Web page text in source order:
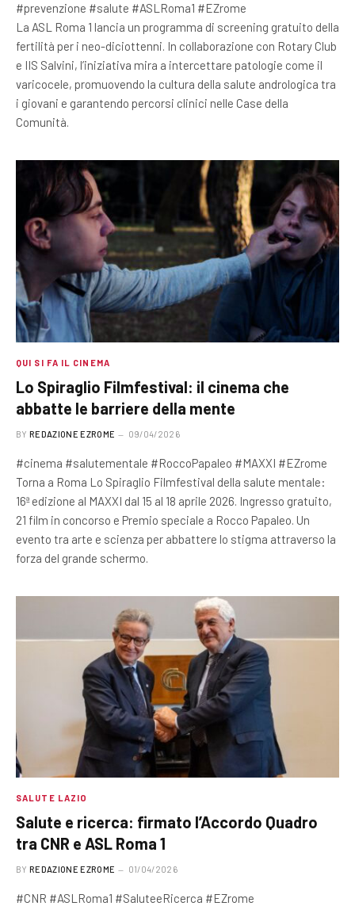
#prevenzione #salute #ASLRoma1 #EZrome
La ASL Roma 1 lancia un programma di screening gratuito della
fertilità per i neo-diciottenni. In collaborazione con Rotary Club
e IIS Salvini, l’iniziativa mira a intercettare patologie come il
varicocele, promuovendo la cultura della salute andrologica tra
i giovani e garantendo percorsi clinici nelle Case della
Comunità.
QUI SI FA IL CINEMA
Lo Spiraglio Filmfestival: il cinema che
abbatte le barriere della mente
BY REDAZIONE EZROME 09/04/2026
#cinema #salutementale #RoccoPapaleo #MAXXI #EZrome
Torna a Roma Lo Spiraglio Filmfestival della salute mentale:
16ª edizione al MAXXI dal 15 al 18 aprile 2026. Ingresso gratuito,
21 film in concorso e Premio speciale a Rocco Papaleo. Un
evento tra arte e scienza per abbattere lo stigma attraverso la
forza del grande schermo.
SALUTE LAZIO
Salute e ricerca: firmato l’Accordo Quadro
tra CNR e ASL Roma 1
BY REDAZIONE EZROME 01/04/2026
#CNR #ASLRoma1 #SaluteeRicerca #EZrome